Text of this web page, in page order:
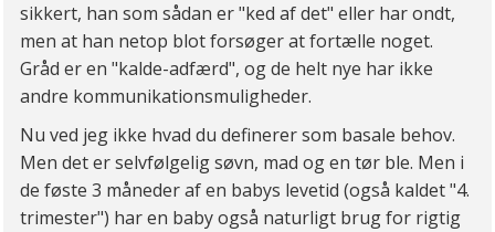
sikkert, han som sådan er "ked af det" eller har ondt,
men at han netop blot forsøger at fortælle noget.
Gråd er en "kalde-adfærd", og de helt nye har ikke
andre kommunikationsmuligheder.
Nu ved jeg ikke hvad du definerer som basale behov.
Men det er selvfølgelig søvn, mad og en tør ble. Men i
de føste 3 måneder af en babys levetid (også kaldet "4.
trimester") har en baby også naturligt brug for rigtig